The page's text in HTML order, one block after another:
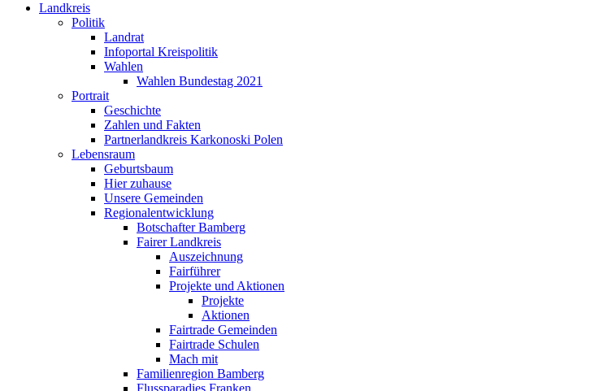
Landkreis
Politik
Landrat
Infoportal Kreispolitik
Wahlen
Wahlen Bundestag 2021
Portrait
Geschichte
Zahlen und Fakten
Partnerlandkreis Karkonoski Polen
Lebensraum
Geburtsbaum
Hier zuhause
Unsere Gemeinden
Regionalentwicklung
Botschafter Bamberg
Fairer Landkreis
Auszeichnung
Fairführer
Projekte und Aktionen
Projekte
Aktionen
Fairtrade Gemeinden
Fairtrade Schulen
Mach mit
Familienregion Bamberg
Flussparadies Franken